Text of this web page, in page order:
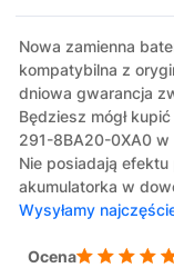
Nowa zamienna
kompatybilna z
dniowa gwarancja
Będziesz mógł
291-8BA20-0XA0 w
Nie posiadają
akumulatorka w
Wysyłamy
Ocena